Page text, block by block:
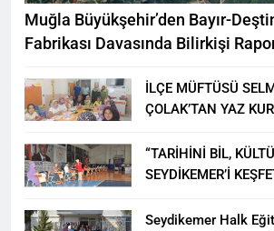
Muğla Büyükşehir’den Bayır-
Fabrikası Davasında Bilirkişi
İLÇE MÜFTÜSÜ
ÇOLAK’TAN YAZ
“TARİHİNİ BİL,
SEYDİKEMER’İ
Seydikemer Halk